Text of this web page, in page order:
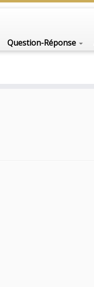
Question-Réponse